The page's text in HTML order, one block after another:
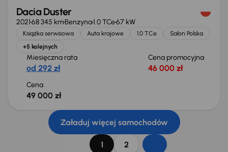
Dacia Duster
202168 345 kmBenzyna1.0 TCe67 kW
Książka serwisowa Auta krajowe 1.0 TCe
Salon Polska
+5 kolejnych
Miesięczna rata
od 292 zł
Cena promocyjna
46 000 zł
Cena
49 000 zł
Załaduj więcej samochodów
1 2